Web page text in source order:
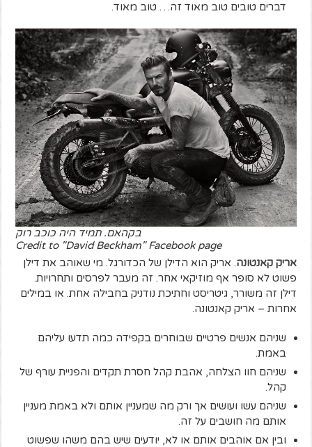
דברים טובים טוב מאוד זה… טוב מאוד.
בקהאם. תמיד היה כוכב רוק
Credit to "David Beckham" Facebook page
אריק קאנטונה. אריק הוא הדילן של הכדורגל. מי שאוהב את דילן
פשוט לא סופר אף מוזיקאי אחר. זה מעבר לפרסים ותחרויות.
דילן זה משורר, גיטריסט וחתיכת נודניק בחבילה אחת. או במילים
אחרות – אריק קאנטונה.
שניהם אנשים פרטיים שבוחרים בקפידה כמה תדעו עליהם
באמת.
שניהם חוו הצלחה, אהבת קהל חסרת תקדים והפניית עורף של
קהל.
שניהם עשו ועושים אך ורק מה שמעניין אותם ולא באמת מעניין
אותם מה חושבים על זה.
ובין אם אוהבים אותם או לא, יודעים שיש בהם משהו שפשוט